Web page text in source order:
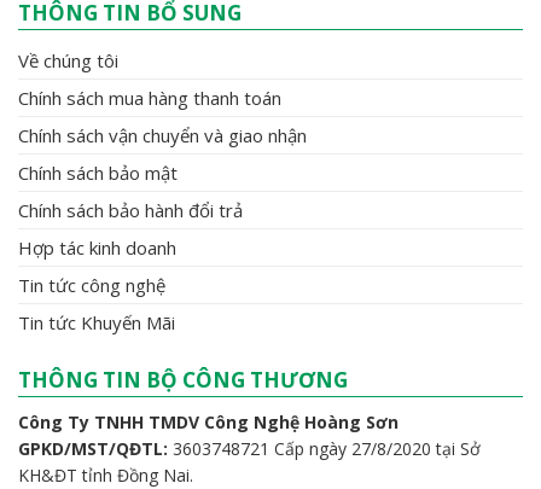
THÔNG TIN BỔ SUNG
Về chúng tôi
Chính sách mua hàng thanh toán
Chính sách vận chuyển và giao nhận
Chính sách bảo mật
Chính sách bảo hành đổi trả
Hợp tác kinh doanh
Tin tức công nghệ
Tin tức Khuyến Mãi
THÔNG TIN BỘ CÔNG THƯƠNG
Công Ty TNHH TMDV Công Nghệ Hoàng Sơn
GPKD/MST/QĐTL: 3603748721 Cấp ngày 27/8/2020 tại Sở
KH&ĐT tỉnh Đồng Nai.